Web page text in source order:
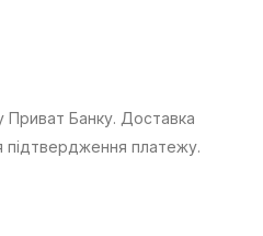
Приват Банку. Доставка
підтвердження платежу.